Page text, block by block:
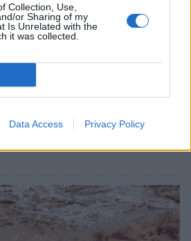
Collection, Use,
or Sharing of my
Is Unrelated with the
it was collected.
Data Access Privacy Policy
2026: Κατεπείγουσα